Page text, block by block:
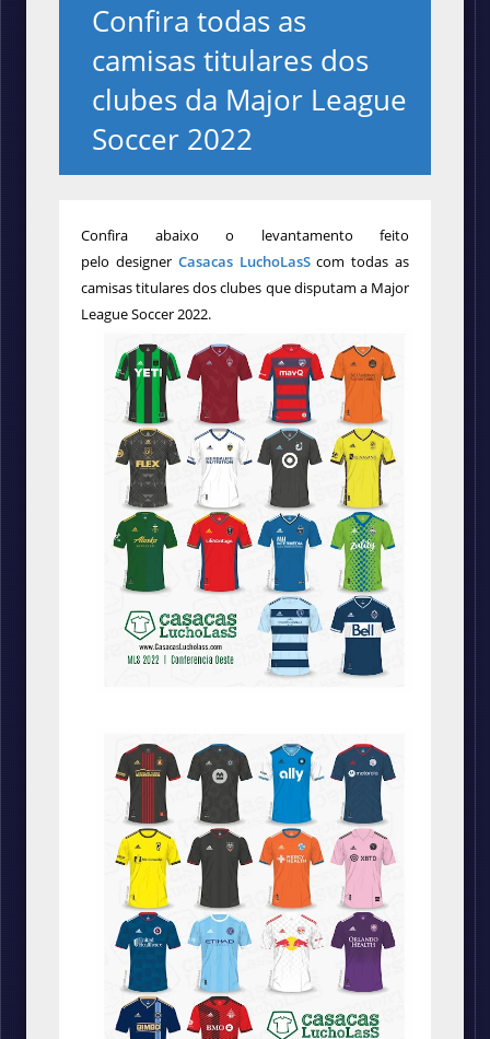
Confira todas as
camisas titulares dos
clubes da Major League
Soccer 2022
Confira abaixo o levantamento feito
pelo designer Casacas LuchoLasS com todas as
camisas titulares dos clubes que disputam a Major
League Soccer 2022.